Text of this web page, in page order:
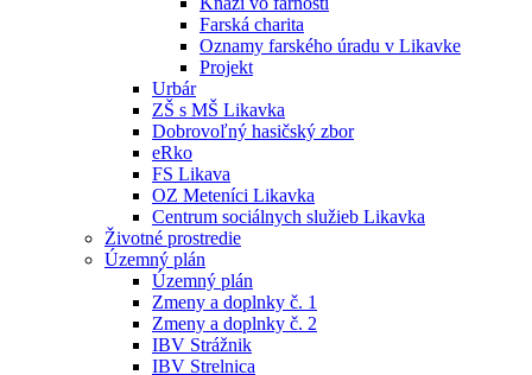
Farská charita
Oznamy farského úradu v Likavke
Projekt
Urbár
ZŠ s MŠ Likavka
Dobrovoľný hasičský zbor
eRko
FS Likava
OZ Meteníci Likavka
Centrum sociálnych služieb Likavka
Životné prostredie
Územný plán
Územný plán
Zmeny a doplnky č. 1
Zmeny a doplnky č. 2
IBV Strážnik
IBV Strelnica